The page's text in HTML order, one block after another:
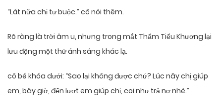
“Lát nữa chị tự buộc.” cô nói thêm.
Rõ ràng là trời âm u, nhưng trong mắt Thẩm Tiểu Khương lại
lưu động một thứ ánh sáng khác lạ.
cô bé khóa dưới: “Sao lại không được chứ? Lúc nãy chị giúp
em, bây giờ, đến lượt em giúp chị, coi như trả nợ nhé.”